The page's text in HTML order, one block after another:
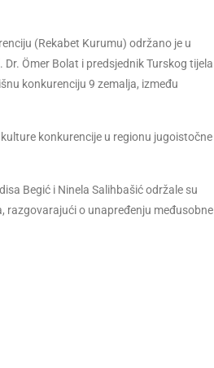
(Rekabet Kurumu) održano je u
Ömer Bolat i predsjednik Turskog tijela
konkurenciju 9 zemalja, između
konkurencije u regionu jugoistočne
Begić i Ninela Salihbašić održale su
razgovarajući o unapređenju međusobne